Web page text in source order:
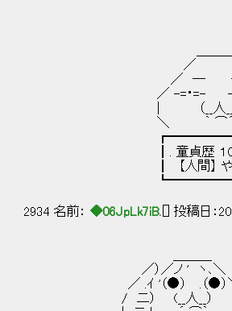
／
／ ─ ─
／ -=・=- -=・=- ＼
| （__人__）
＼ ｀ ⌒´
┃. 童貞歴 １０万
┃ 【人間】 やる
2934 名前： ◆06JpLk7iB. [] 投稿日：
／）／ノ ' ヽ､＼
／ .ｲ '（●） .（●）＼ そ
/ 二） (__人__）